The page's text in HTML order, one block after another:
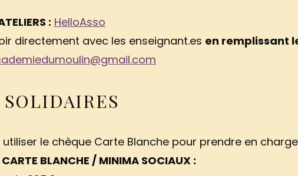
: HelloAsso
directement avec les enseignant.es en remplissant
utiliser le chèque Carte Blanche pour prendre en
BLANCHE / MINIMA SOCIAUX :